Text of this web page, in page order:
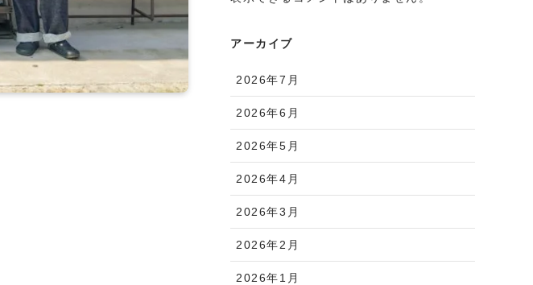
アーカイブ
2026年7月
2026年6月
2026年5月
2026年4月
2026年3月
2026年2月
2026年1月